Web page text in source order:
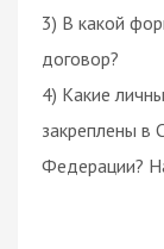
3) В какой
договор?
4) Какие
закреплены в
Федерации?